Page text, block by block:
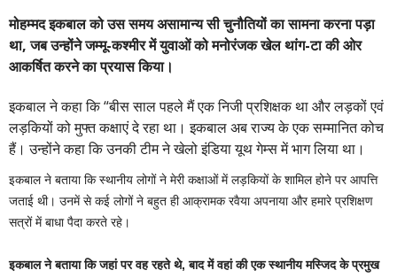
मोहम्मद इकबाल को उस समय असामान्य सी चुनौतियों का सामना करना पड़ा
था, जब उन्होंने जम्मू-कश्मीर में युवाओं को मनोरंजक खेल थांग-टा की ओर
आकर्षित करने का प्रयास किया।
इकबाल ने कहा कि “बीस साल पहले मैं एक निजी प्रशिक्षक था और लड़कों एवं
लड़कियों को मुफ्त कक्षाएं दे रहा था। इकबाल अब राज्य के एक सम्मानित कोच
हैं। उन्होंने कहा कि उनकी टीम ने खेलो इंडिया यूथ गेम्स में भाग लिया था।
इकबाल ने बताया कि स्थानीय लोगों ने मेरी कक्षाओं में लड़कियों के शामिल होने पर आपत्ति
जताई थी। उनमें से कई लोगों ने बहुत ही आक्रामक रवैया अपनाया और हमारे प्रशिक्षण
सत्रों में बाधा पैदा करते रहे।
इकबाल ने बताया कि जहां पर वह रहते थे, बाद में वहां की एक स्थानीय मस्जिद के प्रमुख